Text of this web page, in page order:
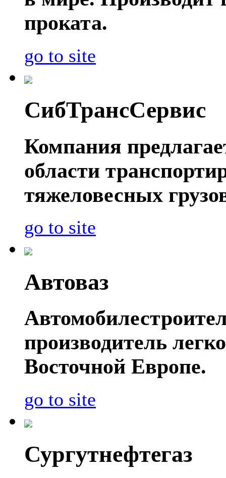
проката.
go to site
СибТрансСервис
Компания
области
тяжеловесных
go to site
Автоваз
производитель
Восточной Европе.
go to site
Сургутнефтегаз